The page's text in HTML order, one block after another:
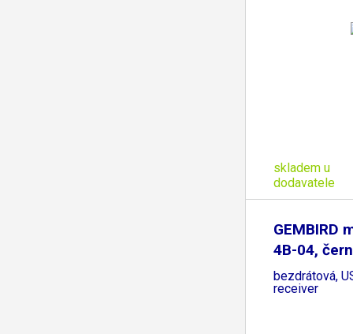
skladem u
dodavatele
GEMBIRD
4B-04,
bezdrátová,
receiver